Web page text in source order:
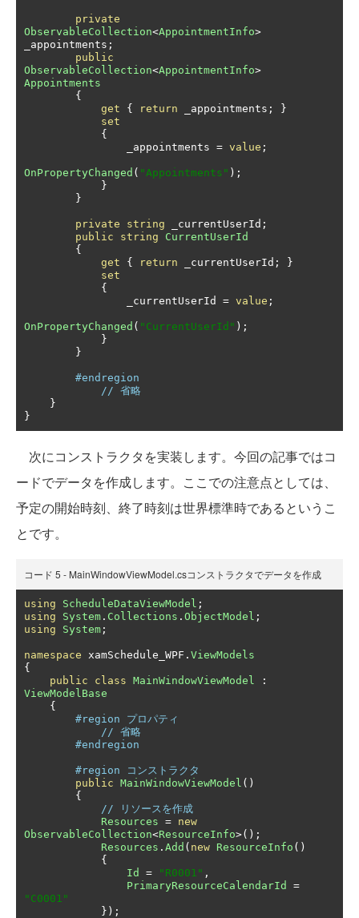
private
ObservableCollection<AppointmentInfo>
_appointments ;
public
ObservableCollection<AppointmentInfo>
Appointments
{
get
{ return _appointments ;
}
set
{
                _appointments
= value ;
OnPropertyChanged ( "Appointments" );
}
}
private string _currentUserId ;
public
string
CurrentUserId
{
get
{ return _currentUserId ;
}
set
{
                _currentUserId
= value ;
OnPropertyChanged ( "CurrentUserId" );
}
}
#endregion
// 省略
}
}
次にコンストラクタを実装します。今回の記事ではコ
ードでデータを作成します。ここでの注意点としては、
予定の開始時刻、終了時刻は世界標準時であるというこ
とです。
コード 5 - MainWindowViewModel.csコンストラクタでデータを作成
using ScheduleDataViewModel ;
using
System . Collections . ObjectModel ;
using
System ;
namespace xamSchedule_WPF . ViewModels
{
public
class MainWindowViewModel
:
ViewModelBase
{
#region プロパティ
// 省略
#endregion
#region コンストラクタ
public MainWindowViewModel ()
{
// リソースを作成
Resources = new
ObservableCollection<ResourceInfo>();
Resources . Add ( new ResourceInfo ()
{
Id
= "R0001" ,
PrimaryResourceCalendarId
=
"C0001"
});